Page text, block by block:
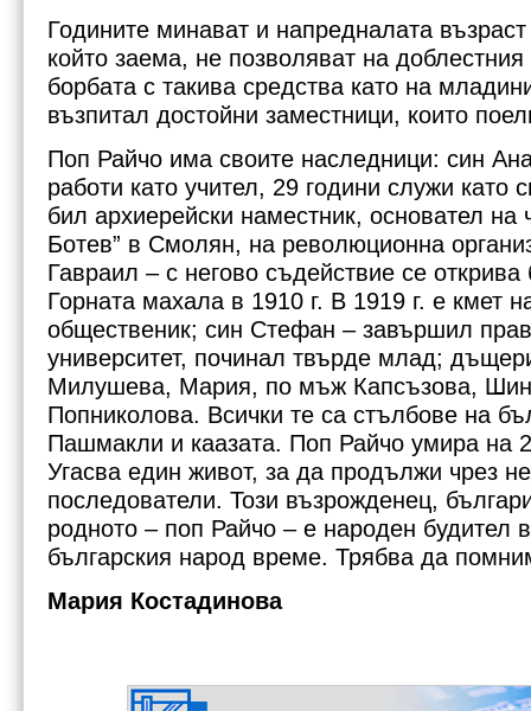
Годините минават и напредналата
който заема, не позволяват на
борбата с такива средства като на
възпитал достойни заместници, които
Поп Райчо има своите наследници: син
работи като учител, 29 години служи като
бил архиерейски наместник, основател на
Ботев” в Смолян, на революционна
Гавраил – с негово съдействие се
Горната махала в 1910 г. В 1919 г. е кмет
общественик; син Стефан – завършил
университет, починал твърде млад;
Милушева, Мария, по мъж Капсъзова,
Попниколова. Всички те са стълбове на
Пашмакли и каазата. Поп Райчо умира на
Угасва един живот, за да продължи чрез
последователи. Този възрожденец,
родното – поп Райчо – е народен будител
българския народ време. Трябва да
Мария Костадинова